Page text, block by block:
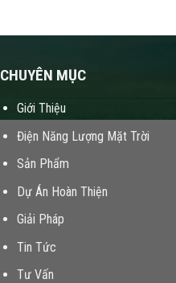
CHUYÊN MỤC
Giới Thiệu
Điện Năng Lượng Mặt Trời
Sản Phẩm
Dự Án Hoàn Thiện
Giải Pháp
Tin Tức
Tư Vấn